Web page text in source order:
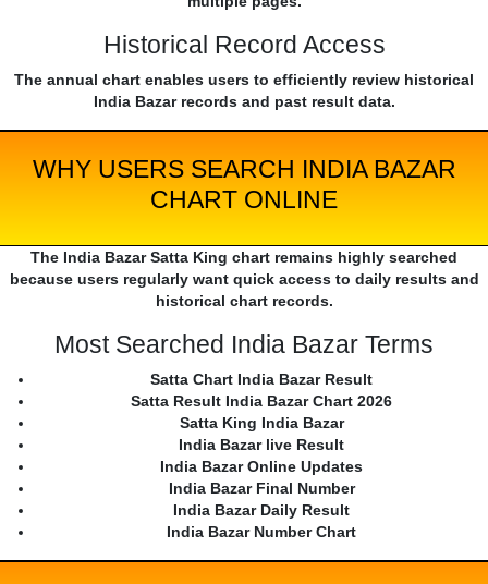
Historical Record Access
The annual chart enables users to efficiently review historical
India Bazar records and past result data.
WHY USERS SEARCH INDIA BAZAR
CHART ONLINE
The India Bazar Satta King chart remains highly searched
because users regularly want quick access to daily results and
historical chart records.
Most Searched India Bazar Terms
Satta Chart India Bazar Result
Satta Result India Bazar Chart 2026
Satta King India Bazar
India Bazar live Result
India Bazar Online Updates
India Bazar Final Number
India Bazar Daily Result
India Bazar Number Chart